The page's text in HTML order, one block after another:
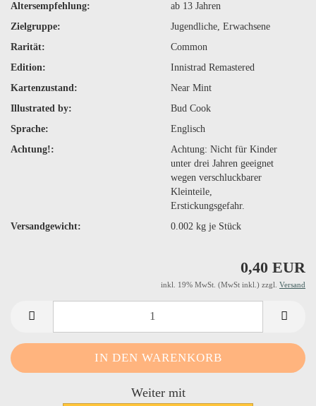
Altersempfehlung:
ab 13 Jahren
Zielgruppe:
Jugendliche, Erwachsene
Rarität:
Common
Edition:
Innistrad Remastered
Kartenzustand:
Near Mint
Illustrated by:
Bud Cook
Sprache:
Englisch
Achtung!:
Achtung: Nicht für Kinder
unter drei Jahren geeignet
wegen verschluckbarer
Kleinteile,
Erstickungsgefahr.
Versandgewicht:
0.002kg je Stück
0,40 EUR
inkl. 19% MwSt. (MwSt inkl.) zzgl. Versand
Weiter mit